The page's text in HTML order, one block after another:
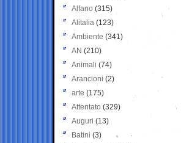
Alfano (315)
Alitalia (123)
Ambiente (341)
AN (210)
Animali (74)
Arancioni (2)
arte (175)
Attentato (329)
Auguri (13)
Batini (3)